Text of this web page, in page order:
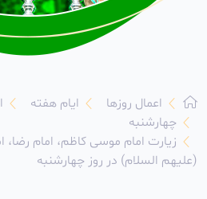
اعمال روزها ایام هفته
چهارشنبه
زیارت امام موسى کاظم، امام رضا،
(علیهم السلام) در روز چهارشنبه